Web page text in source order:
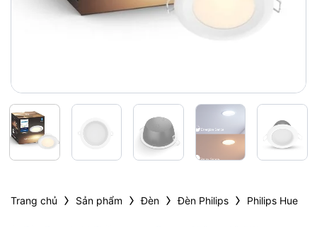
Trang chủ › Sản phẩm ›Đèn ›Đèn Philips › Philips Hue